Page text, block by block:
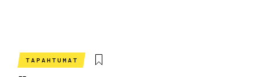
TAPAHTUMAT